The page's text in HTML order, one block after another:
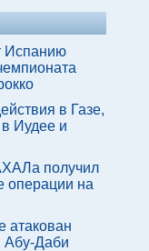
Испанию
в Газе,
Иудее и
получил
операции на
атакован
Абу-Даби